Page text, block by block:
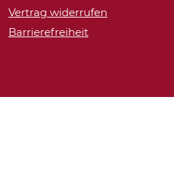
Vertrag widerrufen
Barrierefreiheit